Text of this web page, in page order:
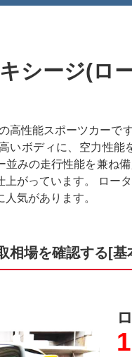
シージ(ロ
高性能スポーツカーで
いボディに、空力性
並みの走行性能を兼ね
がっています。 ロー
気があります。
相場を確認する[基